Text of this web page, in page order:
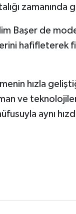
Başer de
hafifleterek
hızla
ve
aynı